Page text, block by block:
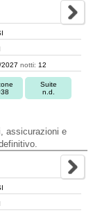
notti: 12
Suite
n.d.
assicurazioni e